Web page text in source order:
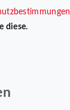
diese.